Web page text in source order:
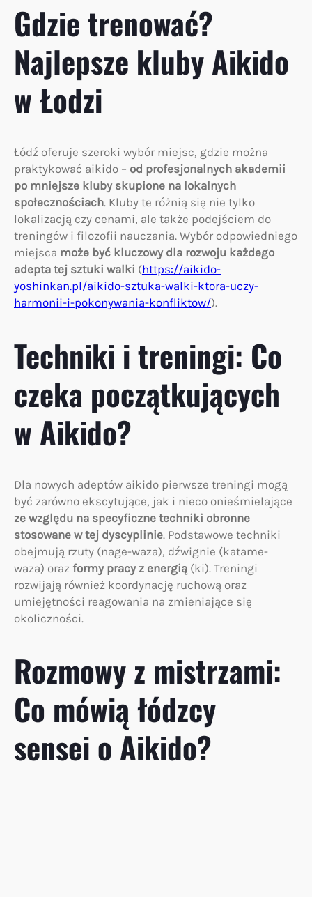
Gdzie trenować?
Najlepsze kluby Aikido
w Łodzi
Łódź oferuje szeroki wybór miejsc, gdzie można
praktykować aikido – od profesjonalnych akademii
po mniejsze kluby skupione na lokalnych
społecznościach. Kluby te różnią się nie tylko
lokalizacją czy cenami, ale także podejściem do
treningów i filozofii nauczania. Wybór odpowiedniego
miejsca może być kluczowy dla rozwoju każdego
adepta tej sztuki walki (https://aikido-
yoshinkan.pl/aikido-sztuka-walki-ktora-uczy-
harmonii-i-pokonywania-konfliktow/).
Techniki i treningi: Co
czeka początkujących
w Aikido?
Dla nowych adeptów aikido pierwsze treningi mogą
być zarówno ekscytujące, jak i nieco onieśmielające
ze względu na specyficzne techniki obronne
stosowane w tej dyscyplinie. Podstawowe techniki
obejmują rzuty (nage-waza), dźwignie (katame-
waza) oraz formy pracy z energią (ki). Treningi
rozwijają również koordynację ruchową oraz
umiejętności reagowania na zmieniające się
okoliczności.
Rozmowy z mistrzami:
Co mówią łódzcy
sensei o Aikido?